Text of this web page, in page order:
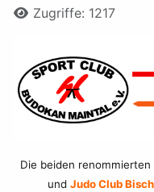
Zugriffe: 1217
Die beiden renommierten
und Judo Club